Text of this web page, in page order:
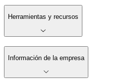
Herramientas y recursos
Información de la empresa